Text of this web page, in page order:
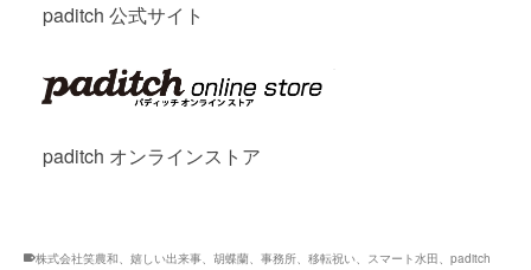
paditch 公式サイト
paditch オンラインストア
株式会社笑農和、嬉しい出来事、胡蝶蘭、事務所、移転祝い、スマート水田、paditch